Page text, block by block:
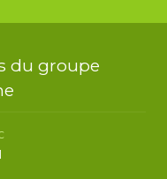
du groupe